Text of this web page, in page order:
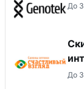
До
До